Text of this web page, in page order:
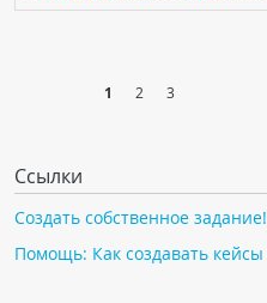
1 2 3
Ссылки
Создать собственное задание!
Помощь: Как создавать кейсы